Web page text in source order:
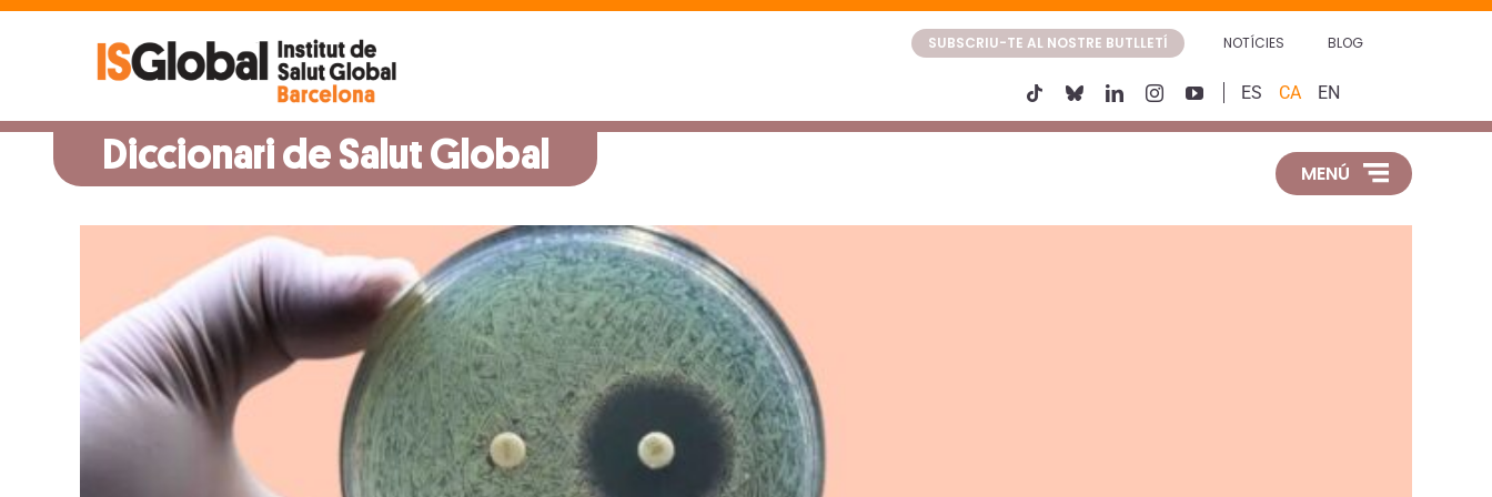
Skip
SUBSCRIU-TE AL NOSTRE BUTLLETÍ NOTÍCIES BLOG
ES CA EN
MENÚ
Diccionari de Salut Global